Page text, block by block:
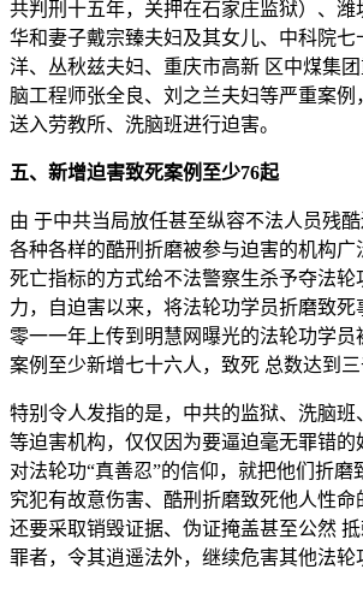
共判刑十五年，关押在石家庄监狱）、潍
华和妻子戴宗臻夫妇及其女儿、中科院七
洋、丛秋兹夫妇、重庆市高新 区中煤集
脑工程师张全良、刘之兰夫妇等严重案
送入劳教所、洗脑班进行迫害。
五、新增迫害致死案例至少76起
由 于中共当局放任甚至纵容不法人员残酷
各种各样的酷刑折磨被参与迫害的机构广
死亡指标的方式给不法警察生杀予夺法轮
力，自迫害以来，将法轮功学员折磨致死
零一一年上传到明慧网曝光的法轮功学员
案例至少新增七十六人，致死 总数达到三
特别令人发指的是，中共的监狱、洗脑班
等迫害机构，仅仅因为要逼迫毫无罪错的
对法轮功“真善忍”的信仰，就把他们折磨
究犯有故意伤害、酷刑折磨致死他人性命
还要采取销毁证据、伪证掩盖甚至公然
罪者，令其逍遥法外，继续危害其他法轮